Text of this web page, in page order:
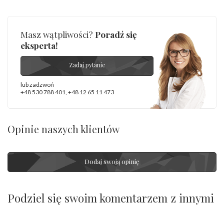
Masz wątpliwości? Poradź się
eksperta!
Zadaj pytanie
lub zadzwoń
+48 530 788 401 +48 12 65 11 473
Opinie naszych klientów
Dodaj swoją opinię
Podziel się swoim komentarzem z innymi